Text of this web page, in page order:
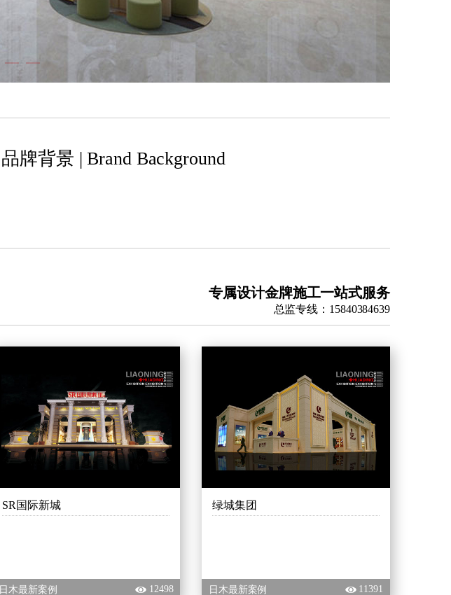
品牌背景 | Brand Background
专属设计金牌施工一站式服务
总监专线：15840384639
SR国际新城
日木最新案例 12498
绿城集团
日木最新案例 11391